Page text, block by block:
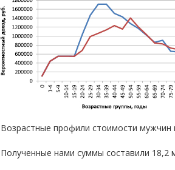
Возрастные профили стоимости мужчин
Полученные нами суммы составили